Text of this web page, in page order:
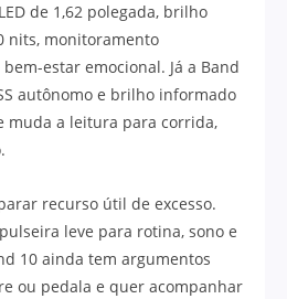
de 1,62 polegada, brilho
nits, monitoramento
estar emocional. Já a Band
autônomo e brilho informado
muda a leitura para corrida,
recurso útil de excesso.
leve para rotina, sono e
10 ainda tem argumentos
ou pedala e quer acompanhar